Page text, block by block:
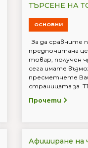
ТЪРСЕНЕ НА
ОСНОВНИ
За да сравните
предпочитана
товар, получен
сега имате
пресметнете
страницата за
Прочети
Афиширане на